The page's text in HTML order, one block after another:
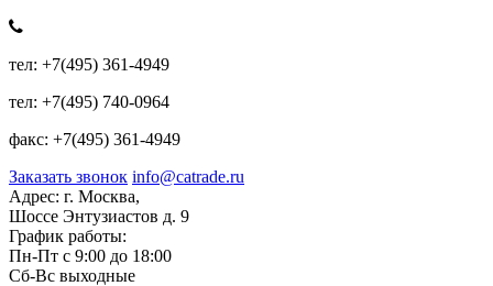
тел: +7(495) 361-4949
тел: +7(495) 740-0964
факс: +7(495) 361-4949
Заказать звонок info@catrade.ru
Адрес: г. Москва,
Шоссе Энтузиастов д. 9
График работы:
Пн-Пт с 9:00 до 18:00
Сб-Вс выходные